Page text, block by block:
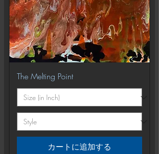
The Melting Point
カートに追加する